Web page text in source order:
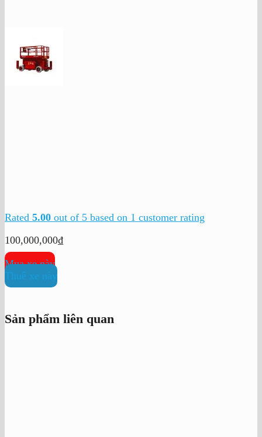
Rated 5.00 out of 5 based on 1 customer rating
100,000,000₫
Mua xe này
Thuê xe này
Sản phẩm liên quan